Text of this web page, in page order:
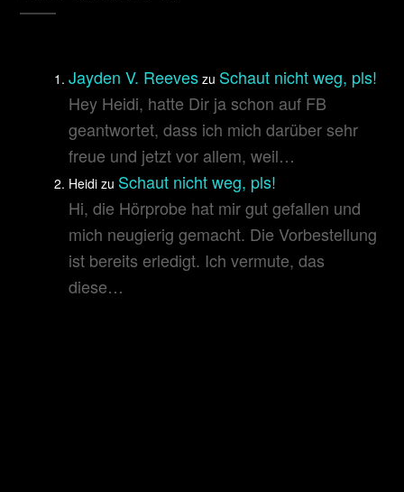
Jayden V. Reeves zu Schaut nicht weg, pls!
Hey Heidi, hatte Dir ja schon auf FB
geantwortet, dass ich mich darüber sehr
freue und jetzt vor allem, weil…
Heidi zu Schaut nicht weg, pls!
Hi, die Hörprobe hat mir gut gefallen und
mich neugierig gemacht. Die Vorbestellung
ist bereits erledigt. Ich vermute, das
diese…